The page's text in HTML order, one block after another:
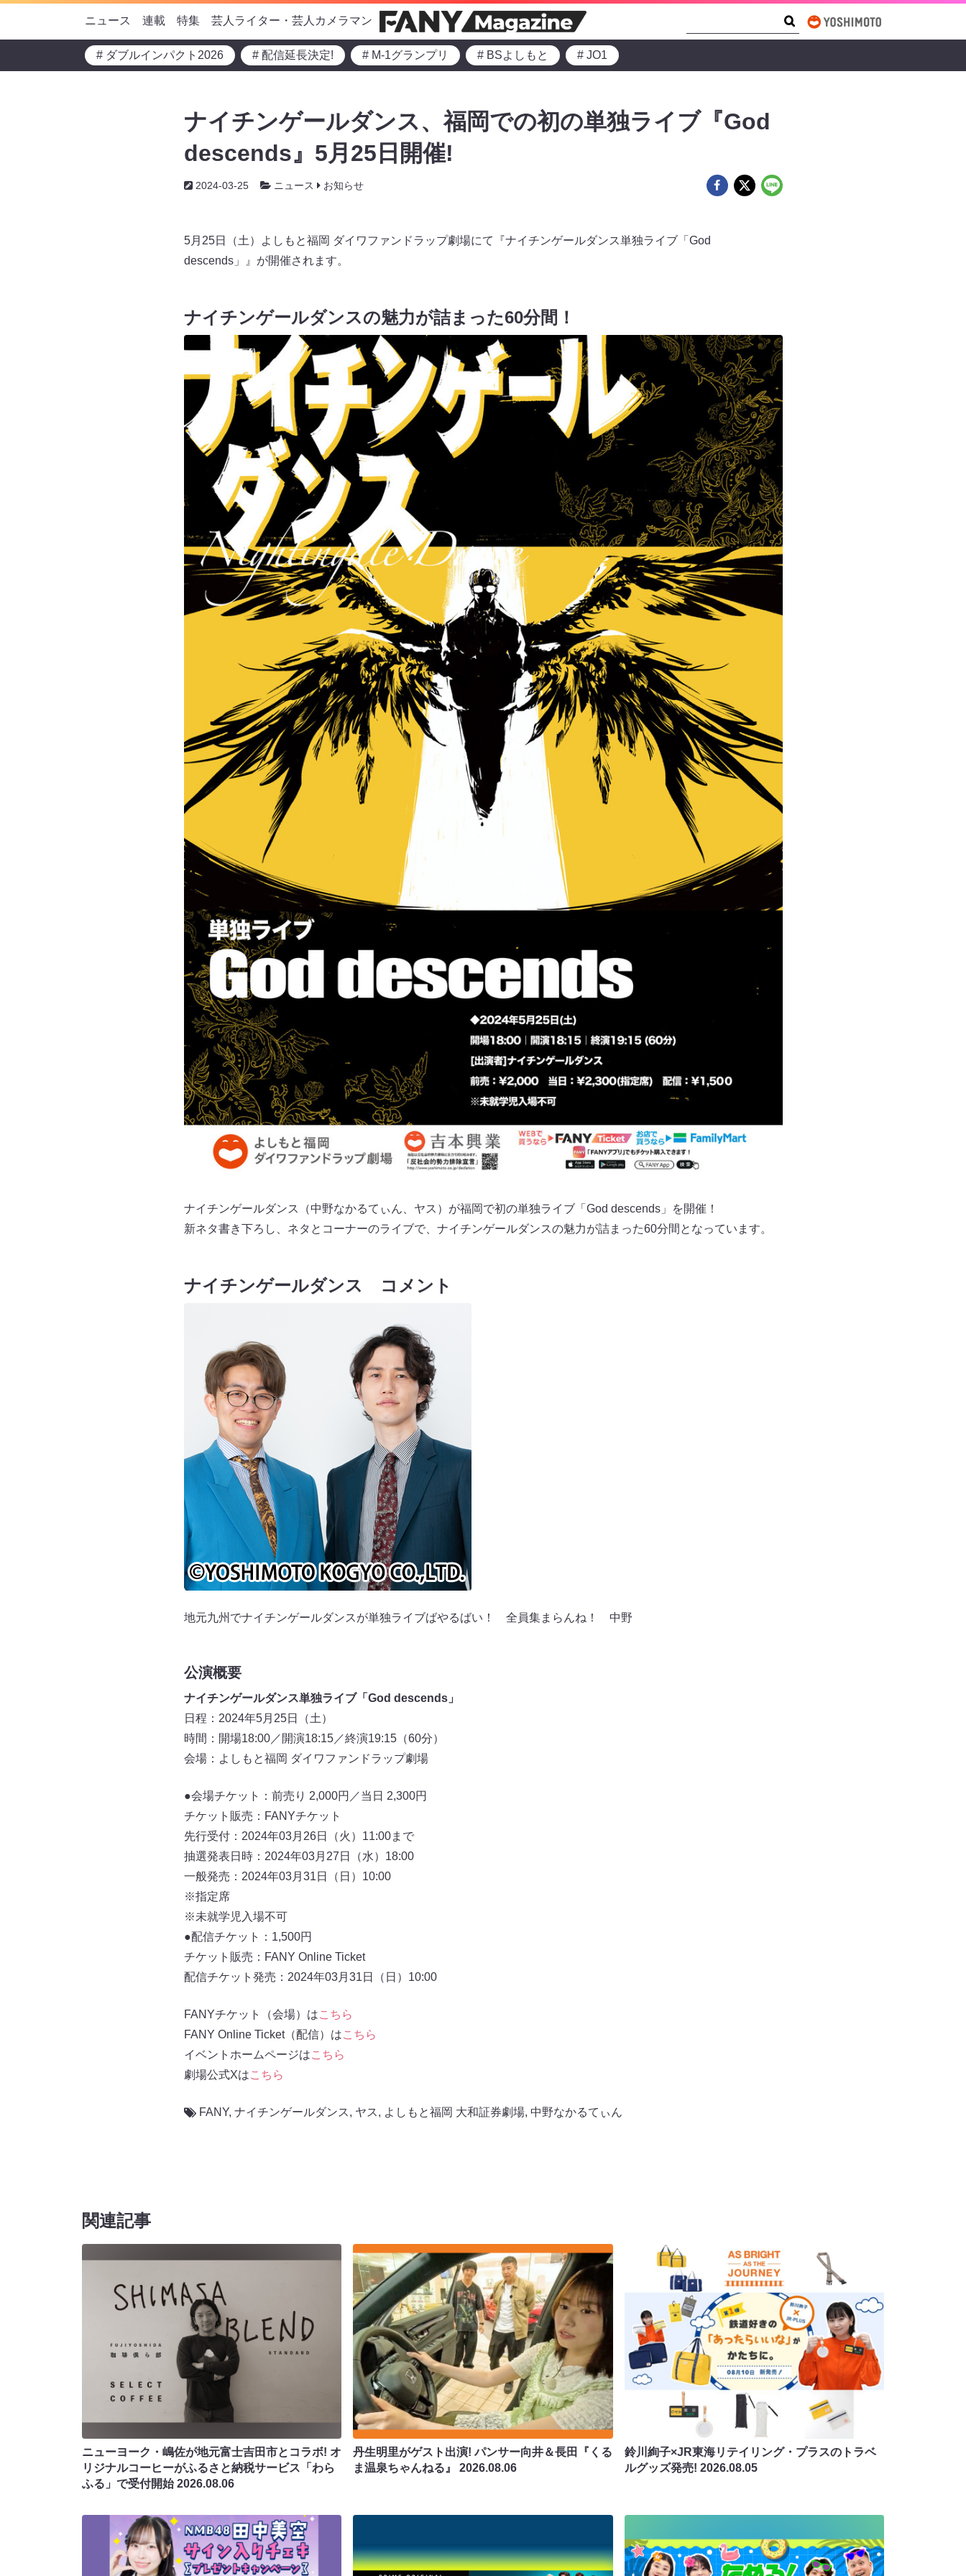
ニュース 連載 特集 芸人ライター・芸人カメラマン
# ダブルインパクト2026 # 配信延長決定! # M-1グランプリ # BSよしもと # JO1
ナイチンゲールダンス、福岡での初の単独ライブ『God
descends』5月25日開催!
2024-03-25 ニュース お知らせ
5月25日（土）よしもと福岡 ダイワファンドラップ劇場にて『ナイチンゲールダンス単独ライブ「God
descends」』が開催されます。
ナイチンゲールダンスの魅力が詰まった60分間！
ナイチンゲールダンス（中野なかるてぃん、ヤス）が福岡で初の単独ライブ「God descends」を開催！
新ネタ書き下ろし、ネタとコーナーのライブで、ナイチンゲールダンスの魅力が詰まった60分間となっています。
ナイチンゲールダンス コメント
地元九州でナイチンゲールダンスが単独ライブばやるばい！ 全員集まらんね！ 中野
公演概要
ナイチンゲールダンス単独ライブ「God descends」
日程：2024年5月25日（土）
時間：開場18:00／開演18:15／終演19:15（60分）
会場：よしもと福岡 ダイワファンドラップ劇場
●会場チケット：前売り 2,000円／当日 2,300円
チケット販売：FANYチケット
先行受付：2024年03月26日（火）11:00まで
抽選発表日時：2024年03月27日（水）18:00
一般発売：2024年03月31日（日）10:00
※指定席
※未就学児入場不可
●配信チケット：1,500円
チケット販売：FANY Online Ticket
配信チケット発売：2024年03月31日（日）10:00
FANYチケット（会場）はこちら
FANY Online Ticket（配信）はこちら
イベントホームページはこちら
劇場公式Xはこちら
FANY, ナイチンゲールダンス, ヤス, よしもと福岡 大和証券劇場, 中野なかるてぃん
関連記事
ニューヨーク・嶋佐が地元富士吉田市とコラボ! オ
リジナルコーヒーがふるさと納税サービス「わら
ふる」で受付開始2026.08.06
丹生明里がゲスト出演! パンサー向井＆長田『くる
ま温泉ちゃんねる』2026.08.06
鈴川絢子×JR東海リテイリング・プラスのトラベ
ルグッズ発売! 2026.08.05